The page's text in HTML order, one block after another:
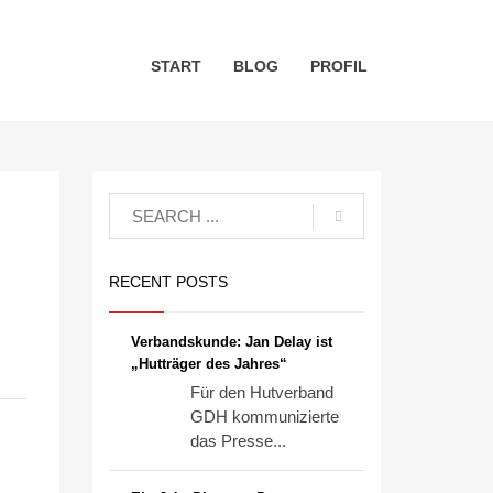
START BLOG PROFIL
RECENT POSTS
Verbandskunde: Jan Delay ist
„Hutträger des Jahres“
Für den Hutverband
GDH kommunizierte
das Presse...